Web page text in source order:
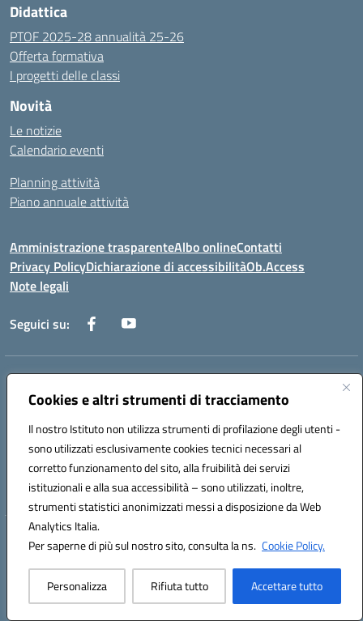
Cookies e altri strumenti di tracciamento
Il nostro Istituto non utilizza strumenti di profilazione degli utenti -
sono utilizzati esclusivamente cookies tecnici necessari al
corretto funzionamento del sito, alla fruibilità dei servizi
istituzionali e alla sua accessibilità – sono utilizzati, inoltre,
strumenti statistici anonimizzati messi a disposizione da Web
Analytics Italia.
Per saperne di più sul nostro sito, consulta la ns. Cookie Policy.
Personalizza Rifiuta tutto Accettare tutto
Didattica
PTOF 2025-28 annualità 25-26
Offerta formativa
I progetti delle classi
Novità
Le notizie
Calendario eventi
Planning attività
Piano annuale attività
Amministrazione trasparenteAlbo onlineContatti
Privacy PolicyDichiarazione di accessibilitàOb.Access
Note legali
Seguici su:
Indirizzo:
Centralino:0733/815931 - 0733/784180
Posta elettronica certificata (PEC):MCIS00200P@pec.istruzione.it
Codice fiscale: 80006860433
Codice meccanografico: MCIS00200P
Hosting & Powered by 3D Solution S.r.l.
Concept & Design by Designers Italia